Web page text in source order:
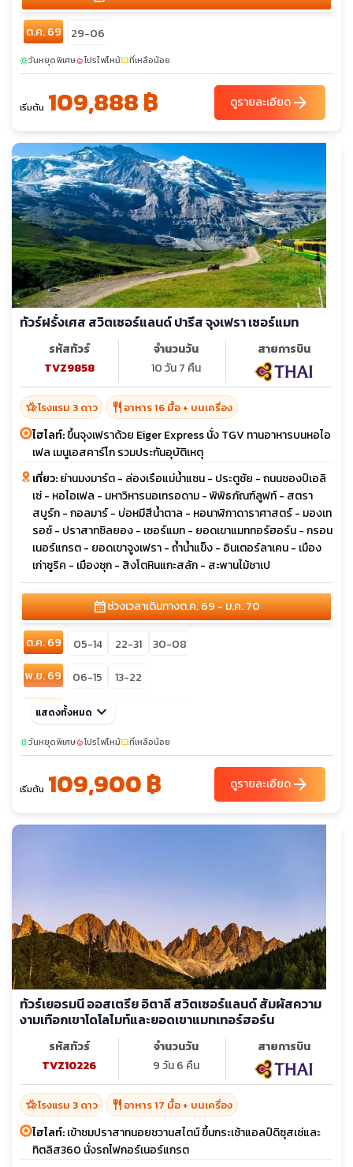
ต.ค. 69 29-06
sunnyวันหยุดพิเศษlocal_fire_departmentโปรไฟไหม้confirmation_numberที่เหลือน้อย
เริ่มต้น 109,888 ฿ ดูรายละเอียดarrow_forward
ทัวร์ฝรั่งเศส สวิตเซอร์แลนด์ ปารีส จุงเฟรา เซอร์แมท
รหัสทัวร์
TVZ9858
จำนวนวัน
10 วัน 7 คืน
สายการบิน
hotel_classโรงแรม 3 ดาว restaurant อาหาร 16 มื้อ + บนเครื่อง
ไฮไลท์:ขึ้นจุงเฟราด้วย Eiger Express นั่ง TGV ทานอาหารบนหอไอ
เฟล เมนูเอสคาร์โก รวมประกันอุบัติเหตุ
เที่ยว:ย่านมงมาร์ต - ล่องเรือแม่น้ำแซน - ประตูชัย - ถนนชองป์เอลิ
เซ่ - หอไอเฟล - มหาวิหารนอเทรอดาม - พิพิธภัณฑ์ลูฟท์ - สตรา
สบูร์ก - กอลมาร์ - บ่อหมีสีน้ำตาล - หอนาฬิกาดาราศาสตร์ - มองเท
รอซ์ - ปราสาทซิลยอง - เซอร์แมท - ยอดเขาแมททอร์ฮอร์น - กรอน
เนอร์แกรต - ยอดเขาจูงเฟรา - ถ้ำน้ำแข็ง - อินเตอร์ลาเคน - เมือง
เก่าซูริค - เมืองซุก - สิงโตหินแกะสลัก - สะพานไม้ชาเป
calendar_monthช่วงเวลาเดินทางต.ค. 69 - ม.ค. 70
ต.ค. 69 05-14 22-31
30-08
พ.ย. 69
06-15
13-22
ธ.ค. 69
04-13 sunny
แสดงทั้งหมด keyboard_arrow_down
sunnyวันหยุดพิเศษlocal_fire_departmentโปรไฟไหม้confirmation_numberที่เหลือน้อย
เริ่มต้น 109,900 ฿ ดูรายละเอียดarrow_forward
ทัวร์เยอรมนี ออสเตรีย อิตาลี สวิตเซอร์แลนด์ สัมผัสความ
งามเทือกเขาโดโลไมท์และยอดเขาแมทเทอร์ฮอร์น
รหัสทัวร์
TVZ10226
จำนวนวัน
9 วัน 6 คืน
สายการบิน
hotel_classโรงแรม 3 ดาว restaurant อาหาร 17 มื้อ + บนเครื่อง
ไฮไลท์:เข้าชมปราสาทนอยชวานสไตน์ ขึ้นกระเช้าแอลป์ดิซุสเซ่และ
ทิตลิส360 นั่งรถไฟกอร์เนอร์แกรต